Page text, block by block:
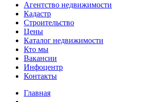
Агентство недвижимости
Кадастр
Строительство
Цены
Каталог недвижимости
Кто мы
Вакансии
Инфоцентр
Контакты
Главная